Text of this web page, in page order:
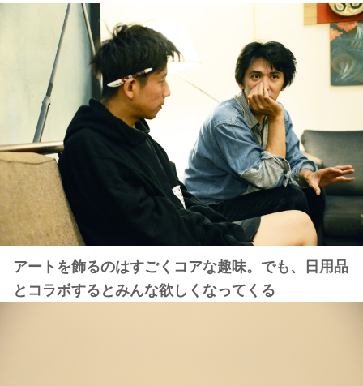
アートを飾るのはすごくコアな趣味。でも、日用品
とコラボするとみんな欲しくなってくる